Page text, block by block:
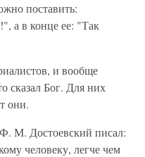
поставить:
а в конце ее: "Так
и вообще
сказал Бог. Для них
они.
М. Достоевский писал:
человеку, легче чем